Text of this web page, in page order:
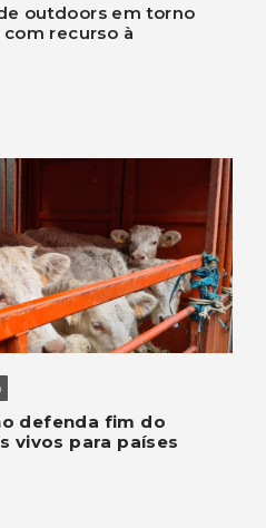
outdoors em torno
recurso à
defenda fim do
vivos para países